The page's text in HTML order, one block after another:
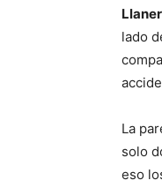
lado
La
solo
eso